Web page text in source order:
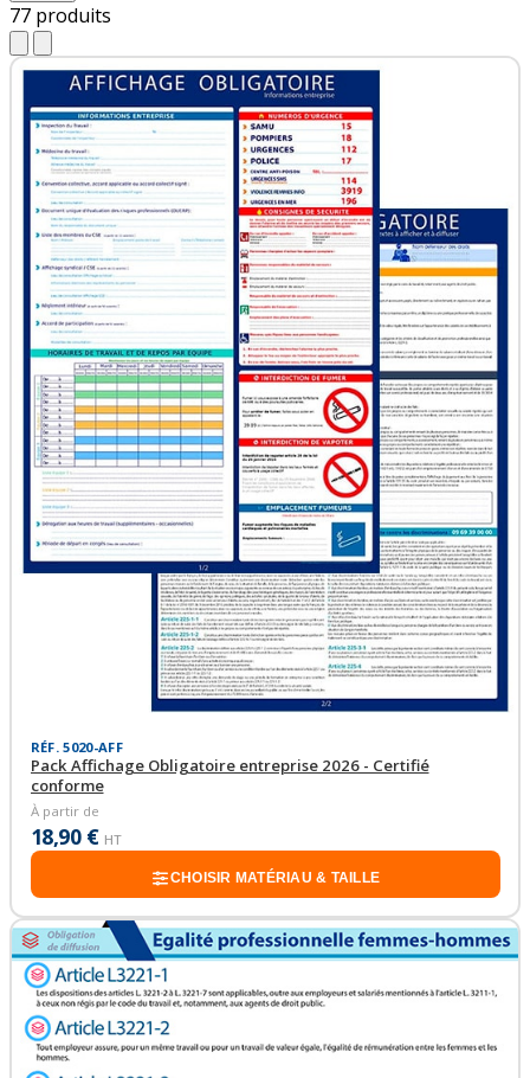
77 produits
RÉF. 5020-AFF
Pack Affichage Obligatoire entreprise 2026 - Certifié
conforme
À partir de
18,90 € HT
CHOISIR MATÉRIAU & TAILLE